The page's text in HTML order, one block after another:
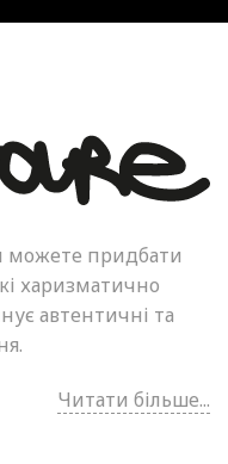
можете придбати
харизматично
автентичні та
Читати більше...